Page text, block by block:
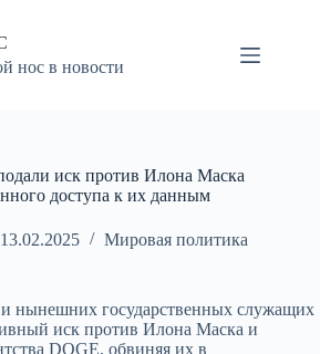
нос в новости
иск против Илона Маска
доступа к их данным
13.02.2025 Мировая политика
нынешних государственных служащих
иск против Илона Маска и
DOGE, обвиняя их в